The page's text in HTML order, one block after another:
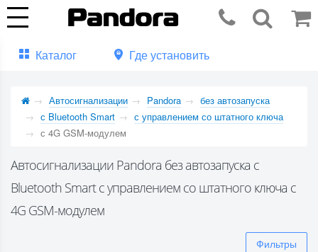
Каталог Где установить
Автосигнализации Pandora
без автозапуска
с Bluetooth Smart
с управлением со штатного ключа
с 4G GSM-модулем
Автосигнализации Pandora без автозапуска с
Bluetooth Smart с управлением со штатного ключа с
4G GSM-модулем
Фильтры